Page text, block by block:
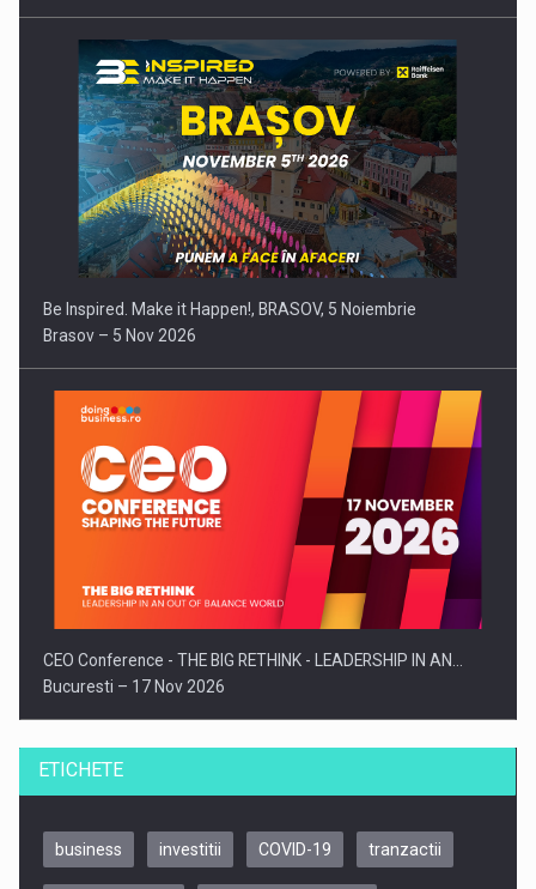
Be Inspired. Make it Happen!, BRASOV, 5 Noiembrie
Brasov – 5 Nov 2026
CEO Conference - THE BIG RETHINK - LEADERSHIP IN AN…
Bucuresti – 17 Nov 2026
ETICHETE
business investitii COVID-19 tranzactii